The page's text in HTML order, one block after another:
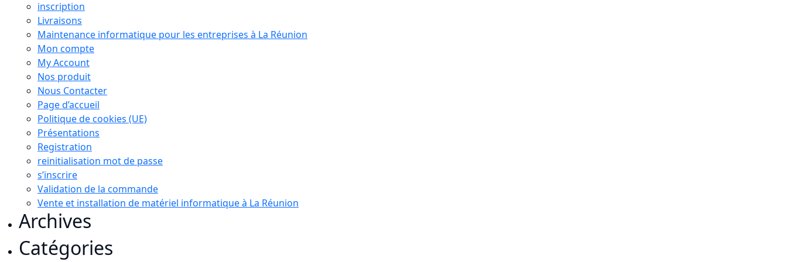
inscription
Livraisons
Maintenance informatique pour les entreprises à La Réunion
Mon compte
My Account
Nos produit
Nous Contacter
Page d’accueil
Politique de cookies (UE)
Présentations
Registration
reinitialisation mot de passe
s’inscrire
Validation de la commande
Vente et installation de matériel informatique à La Réunion
Archives
Catégories